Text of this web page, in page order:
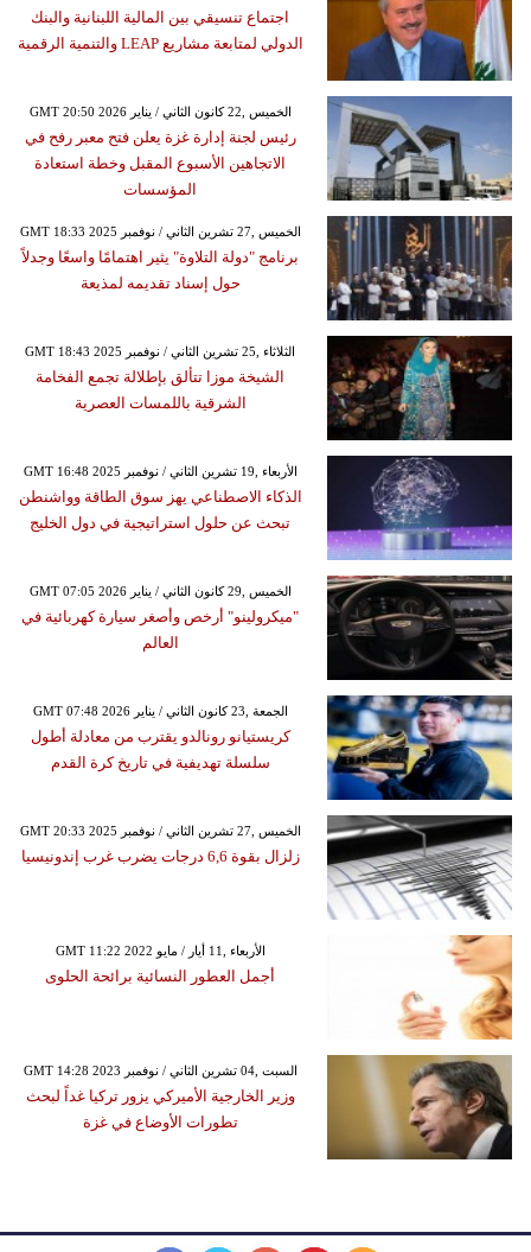
اجتماع تنسيقي بين المالية اللبنانية والبنك
الدولي لمتابعة مشاريع LEAP والتنمية الرقمية
GMT 20:50 2026 الخميس ,22 كانون الثاني / يناير
رئيس لجنة إدارة غزة يعلن فتح معبر رفح في
الاتجاهين الأسبوع المقبل وخطة استعادة
المؤسسات
GMT 18:33 2025 الخميس ,27 تشرين الثاني / نوفمبر
برنامج "دولة التلاوة" يثير اهتمامًا واسعًا وجدلاً
حول إسناد تقديمه لمذيعة
GMT 18:43 2025 الثلاثاء ,25 تشرين الثاني / نوفمبر
الشيخة موزا تتألق بإطلالة تجمع الفخامة
الشرقية باللمسات العصرية
GMT 16:48 2025 الأربعاء ,19 تشرين الثاني / نوفمبر
الذكاء الاصطناعي يهز سوق الطاقة وواشنطن
تبحث عن حلول استراتيجية في دول الخليج
GMT 07:05 2026 الخميس ,29 كانون الثاني / يناير
"ميكرولينو" أرخص وأصغر سيارة كهربائية في
العالم
GMT 07:48 2026 الجمعة ,23 كانون الثاني / يناير
كريستيانو رونالدو يقترب من معادلة أطول
سلسلة تهديفية في تاريخ كرة القدم
GMT 20:33 2025 الخميس ,27 تشرين الثاني / نوفمبر
زلزال بقوة 6,6 درجات يضرب غرب إندونيسيا
GMT 11:22 2022 الأربعاء ,11 أيار / مايو
أجمل العطور النسائية برائحة الحلوى
GMT 14:28 2023 السبت ,04 تشرين الثاني / نوفمبر
وزير الخارجية الأميركي يزور تركيا غداً لبحث
تطورات الأوضاع في غزة